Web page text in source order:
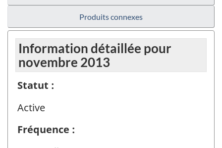
Produits connexes
Information détaillée pour
novembre 2013
Statut :
Active
Fréquence :